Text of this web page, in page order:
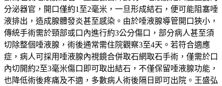
分泌器官，開口僅約1至2毫米，一旦形成結石，便可能阻塞唾
液排出，造成腺體發炎甚至感染。由於唾液腺導管開口狹小，
傳統手術需於頸部或口內進行約3公分傷口，部分病人甚至須
切除整個唾液腺，術後通常需住院觀察3至4天。若符合適應
症，病人可採用唾液腺內視鏡合併取石網取石手術，僅需於口
內切開約2至3毫米傷口即可取出結石，不僅保留唾液腺功能，
也降低術後疼痛及不適，多數病人術後隔日即可出院。王盛弘